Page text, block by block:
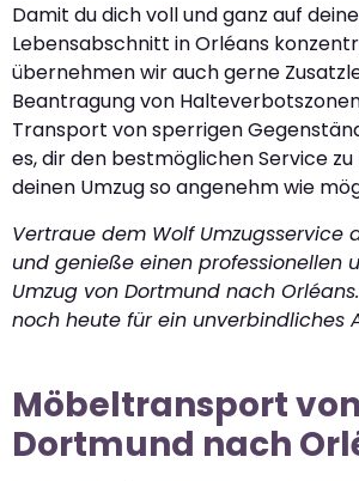
Damit du dich voll und ganz auf
Lebensabschnitt in Orléans
übernehmen wir auch gerne
Beantragung von
Transport von sperrigen
es, dir den bestmöglichen Service
deinen Umzug so angenehm wie
Vertraue dem Wolf Umzugsservice
und genieße einen professionellen
Umzug von Dortmund nach
noch heute für ein unverbindliches
Möbeltransport von
Dortmund nach